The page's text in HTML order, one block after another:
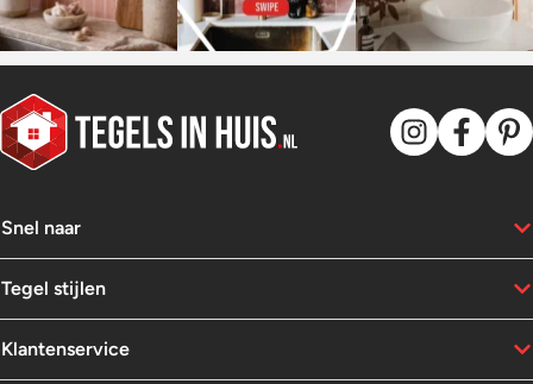
Snel naar
Tegel stijlen
Klantenservice